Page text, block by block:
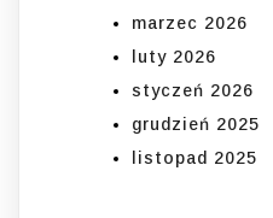
marzec 2026
luty 2026
styczeń 2026
grudzień 2025
listopad 2025